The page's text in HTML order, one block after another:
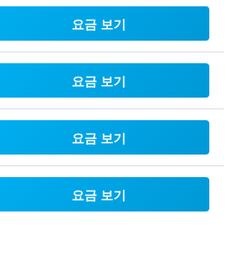
요금 보기
요금 보기
요금 보기
요금 보기